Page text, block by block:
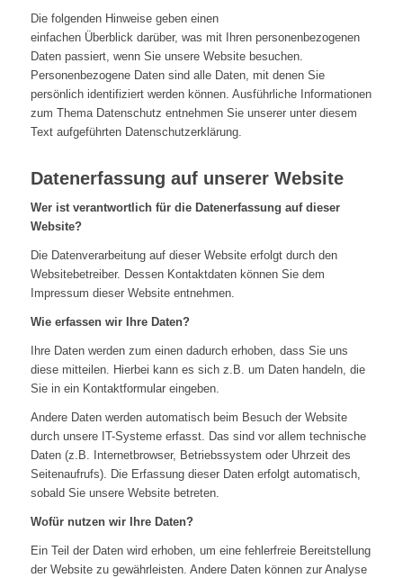
Die folgenden Hinweise geben einen
einfachen Überblick darüber, was mit Ihren personenbezogenen
Daten passiert, wenn Sie unsere Website besuchen.
Personenbezogene Daten sind alle Daten, mit denen Sie
persönlich identifiziert werden können. Ausführliche Informationen
zum Thema Datenschutz entnehmen Sie unserer unter diesem
Text aufgeführten Datenschutzerklärung.
Datenerfassung auf unserer Website
Wer ist verantwortlich für die Datenerfassung auf dieser
Website?
Die Datenverarbeitung auf dieser Website erfolgt durch den
Websitebetreiber. Dessen Kontaktdaten können Sie dem
Impressum dieser Website entnehmen.
Wie erfassen wir Ihre Daten?
Ihre Daten werden zum einen dadurch erhoben, dass Sie uns
diese mitteilen. Hierbei kann es sich z.B. um Daten handeln, die
Sie in ein Kontaktformular eingeben.
Andere Daten werden automatisch beim Besuch der Website
durch unsere IT-Systeme erfasst. Das sind vor allem technische
Daten (z.B. Internetbrowser, Betriebssystem oder Uhrzeit des
Seitenaufrufs). Die Erfassung dieser Daten erfolgt automatisch,
sobald Sie unsere Website betreten.
Wofür nutzen wir Ihre Daten?
Ein Teil der Daten wird erhoben, um eine fehlerfreie Bereitstellung
der Website zu gewährleisten. Andere Daten können zur Analyse